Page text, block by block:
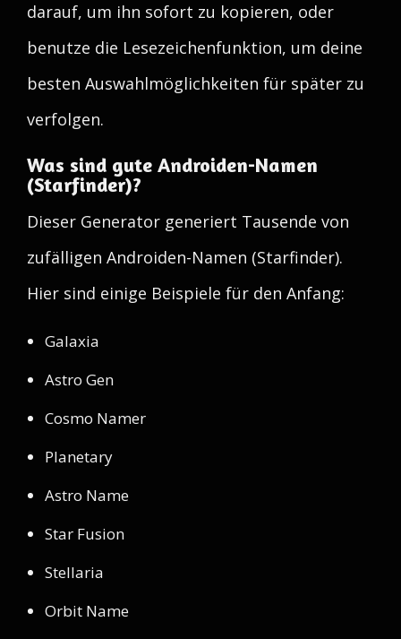
darauf, um ihn sofort zu kopieren, oder
benutze die Lesezeichenfunktion, um deine
besten Auswahlmöglichkeiten für später zu
verfolgen.
Was sind gute Androiden-Namen
(Starfinder)?
Dieser Generator generiert Tausende von
zufälligen Androiden-Namen (Starfinder).
Hier sind einige Beispiele für den Anfang:
Galaxia
Astro Gen
Cosmo Namer
Planetary
Astro Name
Star Fusion
Stellaria
Orbit Name